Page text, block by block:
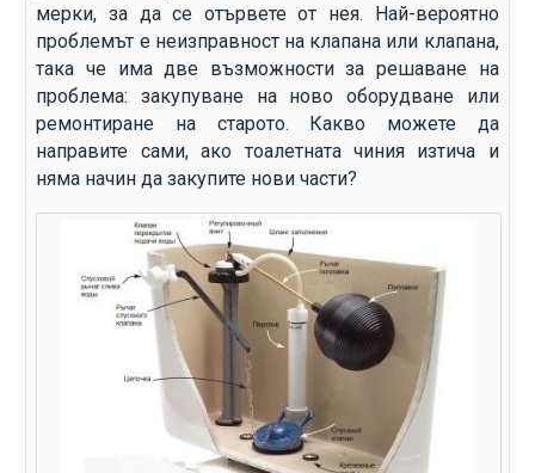
мерки, за да се отървете от нея. Най-вероятно
проблемът е неизправност на клапана или клапана,
така че има две възможности за решаване на
проблема: закупуване на ново оборудване или
ремонтиране на старото. Какво можете да
направите сами, ако тоалетната чиния изтича и
няма начин да закупите нови части?